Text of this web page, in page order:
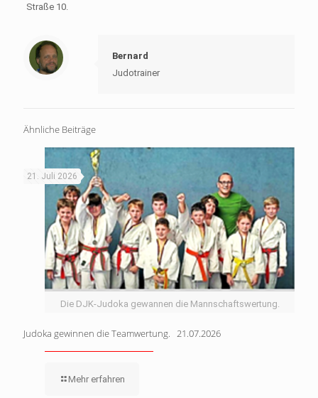
Straße 10.
Bernard
Judotrainer
Ähnliche Beiträge
Die DJK-Judoka gewannen die Mannschaftswertung.
21. Juli 2026
Judoka gewinnen die Teamwertung. 21.07.2026
Mehr erfahren